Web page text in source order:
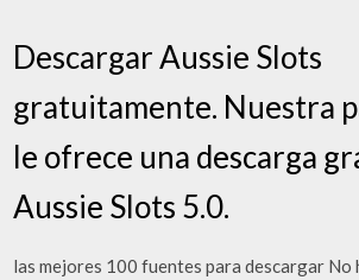
Descargar Aussie Slots
gratuitamente. Nuestra
le ofrece una descarga
Aussie Slots 5.0.
las mejores 100 fuentes para descargar No